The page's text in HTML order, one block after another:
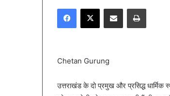
d
a
Chetan Gurung
उत्तराखंड के दो प्रमुख और प्रसिद्ध